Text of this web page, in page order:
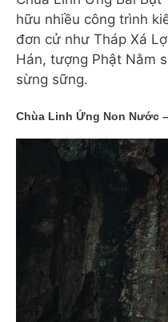
hữu nhiều công trình
đơn cử như Tháp Xá
Hán, tượng Phật Nằm
sừng sững.
Chùa Linh Ứng Non Nước